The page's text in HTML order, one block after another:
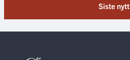
Siste nytt